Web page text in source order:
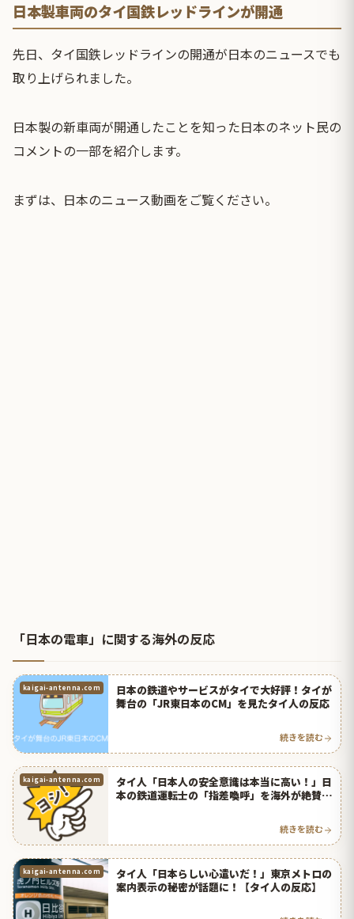
日本製車両のタイ国鉄レッドラインが開通
先日、タイ国鉄レッドラインの開通が日本のニュースでも
取り上げられました。
日本製の新車両が開通したことを知った日本のネット民の
コメントの一部を紹介します。
まずは、日本のニュース動画をご覧ください。
「日本の電車」に関する海外の反応
kaigai-antenna.com
日本の鉄道やサービスがタイで大好評！タイが
舞台の「JR東日本のCM」を見たタイ人の反応
続きを読む
kaigai-antenna.com
タイ人「日本人の安全意識は本当に高い！」日
本の鉄道運転士の「指差喚呼」を海外が絶賛！
続きを読む
kaigai-antenna.com
タイ人「日本らしい心遣いだ！」東京メトロの
案内表示の秘密が話題に！【タイ人の反応】